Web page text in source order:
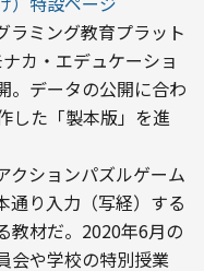
ラミング教育プラット
カ・エデュケーショ
。データの公開に合わ
した「製本版」を進
クションパズルゲーム
通り入力（写経）する
教材だ。2020年6月の
会や学校の特別授業